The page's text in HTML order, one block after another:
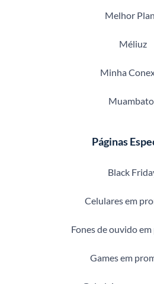
Melhor
Méliuz
Minha
Páginas
Black
Celulares em
Fones de ouvido
Games em